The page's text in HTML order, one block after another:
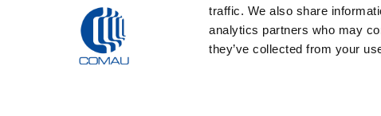
traffic. We also share
analytics partners who may
they’ve collected from your
Funded Projects